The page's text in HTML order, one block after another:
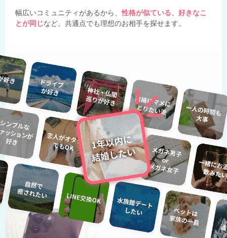
幅広いコミュニティがあるから、性格が似ている、好きなこ
とが同じなど、共通点でも理想のお相手を探せます。